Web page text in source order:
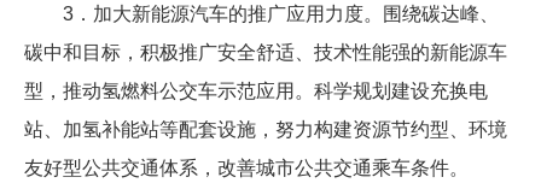
3．加大新能源汽车的推广应用力度。围绕碳达峰、
碳中和目标，积极推广安全舒适、技术性能强的新能源车
型，推动氢燃料公交车示范应用。科学规划建设充换电
站、加氢补能站等配套设施，努力构建资源节约型、环境
友好型公共交通体系，改善城市公共交通乘车条件。